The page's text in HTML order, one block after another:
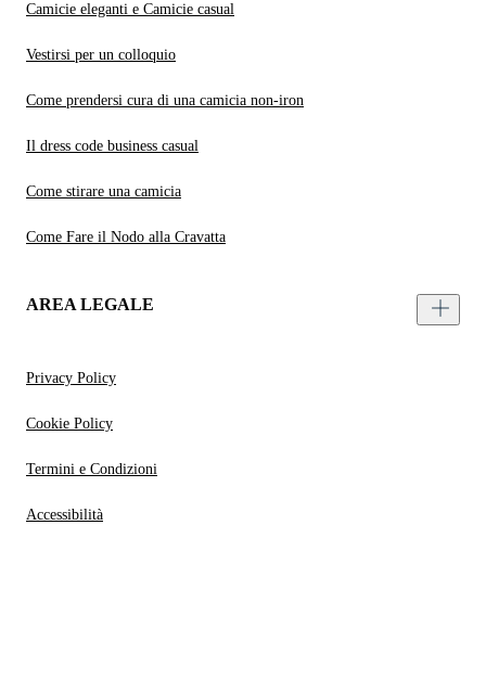
Camicie eleganti e Camicie casual
Vestirsi per un colloquio
Come prendersi cura di una camicia non-iron
Il dress code business casual
Come stirare una camicia
Come Fare il Nodo alla Cravatta
AREA LEGALE
Privacy Policy
Cookie Policy
Termini e Condizioni
Accessibilità